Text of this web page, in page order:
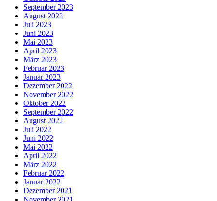
September 2023
August 2023
Juli 2023
Juni 2023
Mai 2023
April 2023
März 2023
Februar 2023
Januar 2023
Dezember 2022
November 2022
Oktober 2022
September 2022
August 2022
Juli 2022
Juni 2022
Mai 2022
April 2022
März 2022
Februar 2022
Januar 2022
Dezember 2021